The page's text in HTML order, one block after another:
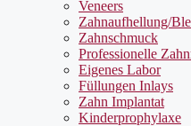
Veneers
Zahnaufhellung/
Zahnschmuck
Professionelle
Eigenes Labor
Füllungen Inlays
Zahn Implantat
Kinderprophylaxe